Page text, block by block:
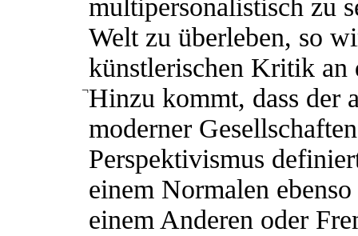
multipersonalistisch zu
Welt zu überleben, so
künstlerischen Kritik an
¬Hinzu kommt, dass der
moderner
Perspektivismus
einem Normalen
einem Anderen oder